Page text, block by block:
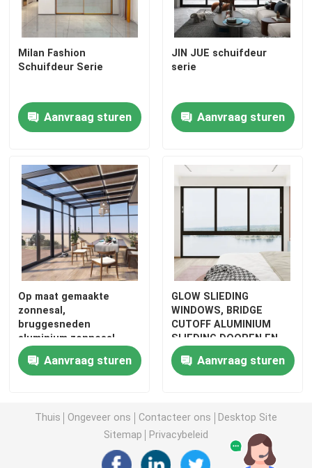
Contact de V.S.
Bloggen
Een gevalstudie
aluminiumdeur
aluminium venster
Zonnekamer van aluminium
gordijngevel
Milan Fashion
Schuifdeur Serie
Aanvraag sturen
JIN JUE schuifdeur
serie
Aanvraag sturen
Op maat gemaakte
zonnesal,
bruggesneden
aluminium zonnesal,
scheef dak zonnesal
Aanvraag sturen
GLOW SLIEDING
WINDOWS, BRIDGE
CUTOFF ALUMINIUM
SLIEDING DOOREN EN
VINDERS, BLUE LIGHT
GLASS SLIEDING
Aanvraag sturen
Thuis Ongeveer ons Contacteer ons
Desktop Site
Sitemap
Privacybeleid